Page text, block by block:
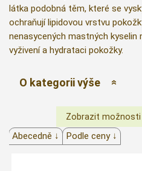
látka podobná těm, které se
ochraňují lipidovou vrstvu
nenasycených mastných kyselin
vyživení a hydrataci pokožky.
O kategorii výše
Abecedně ↓ Podle ceny ↓